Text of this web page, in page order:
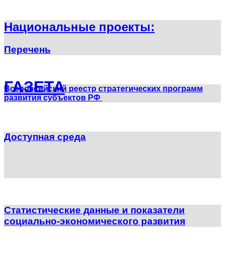
ГАЗЕТА
Национальные проекты:
Перечень
Всероссийский реестр стратегических программ
развития субъектов РФ
Доступная среда
Статистические данные и показатели
социально-экономического развития